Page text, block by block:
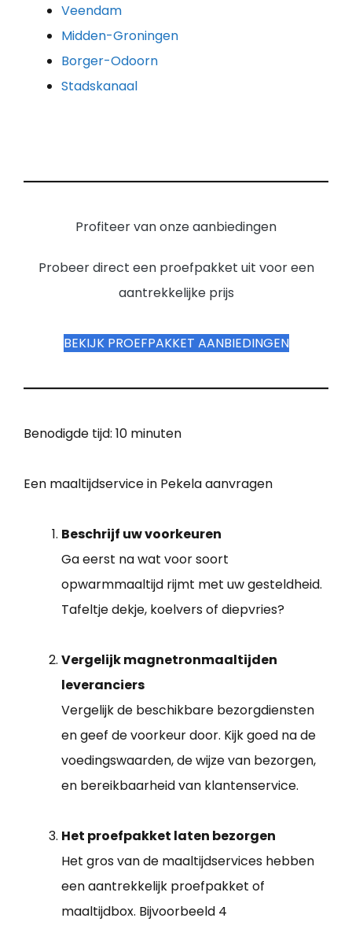
Veendam
Midden-Groningen
Borger-Odoorn
Stadskanaal
Profiteer van onze aanbiedingen
Probeer direct een proefpakket uit voor een
aantrekkelijke prijs
BEKIJK PROEFPAKKET AANBIEDINGEN
Benodigde tijd: 10 minuten
Een maaltijdservice in Pekela aanvragen
Beschrijf uw voorkeuren
Ga eerst na wat voor soort
opwarmmaaltijd rijmt met uw gesteldheid.
Tafeltje dekje, koelvers of diepvries?
Vergelijk magnetronmaaltijden
leveranciers
Vergelijk de beschikbare bezorgdiensten
en geef de voorkeur door. Kijk goed na de
voedingswaarden, de wijze van bezorgen,
en bereikbaarheid van klantenservice.
Het proefpakket laten bezorgen
Het gros van de maaltijdservices hebben
een aantrekkelijk proefpakket of
maaltijdbox. Bijvoorbeeld 4